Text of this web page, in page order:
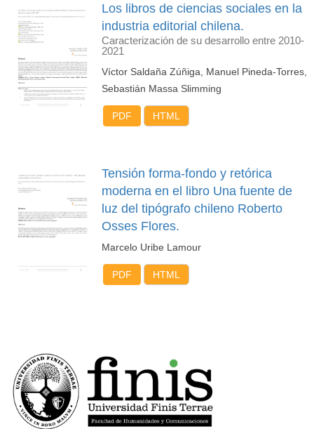
Los libros de ciencias sociales en la
industria editorial chilena.
Caracterización de su desarrollo entre 2010-
2021
Víctor Saldaña Zúñiga, Manuel Pineda-Torres,
Sebastián Massa Slimming
PDF HTML
Tensión forma-fondo y retórica
moderna en el libro Una fuente de
luz del tipógrafo chileno Roberto
Osses Flores.
Marcelo Uribe Lamour
PDF HTML
FACULTAD